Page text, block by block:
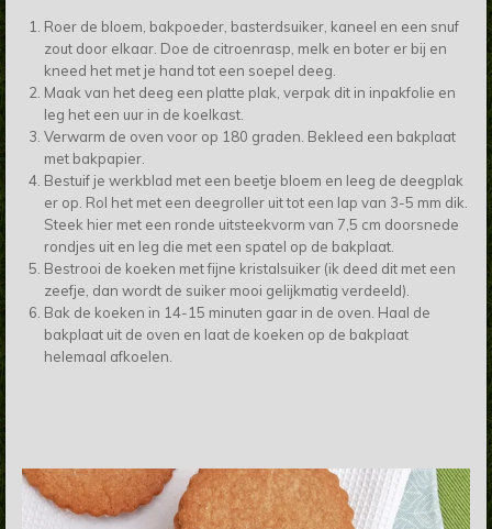
Roer de bloem, bakpoeder, basterdsuiker, kaneel en een snuf
zout door elkaar. Doe de citroenrasp, melk en boter er bij en
kneed het met je hand tot een soepel deeg.
Maak van het deeg een platte plak, verpak dit in inpakfolie en
leg het een uur in de koelkast.
Verwarm de oven voor op 180 graden. Bekleed een bakplaat
met bakpapier.
Bestuif je werkblad met een beetje bloem en leeg de deegplak
er op. Rol het met een deegroller uit tot een lap van 3-5 mm dik.
Steek hier met een ronde uitsteekvorm van 7,5 cm doorsnede
rondjes uit en leg die met een spatel op de bakplaat.
Bestrooi de koeken met fijne kristalsuiker (ik deed dit met een
zeefje, dan wordt de suiker mooi gelijkmatig verdeeld).
Bak de koeken in 14-15 minuten gaar in de oven. Haal de
bakplaat uit de oven en laat de koeken op de bakplaat
helemaal afkoelen.